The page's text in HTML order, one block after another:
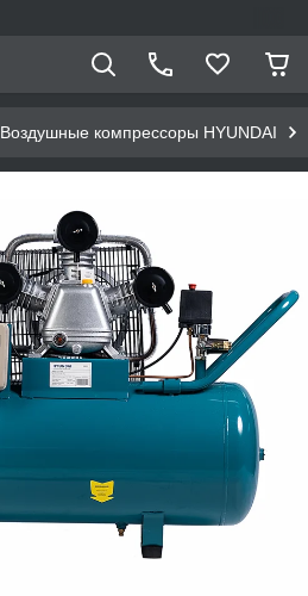
Воздушные компрессоры HYUNDAI